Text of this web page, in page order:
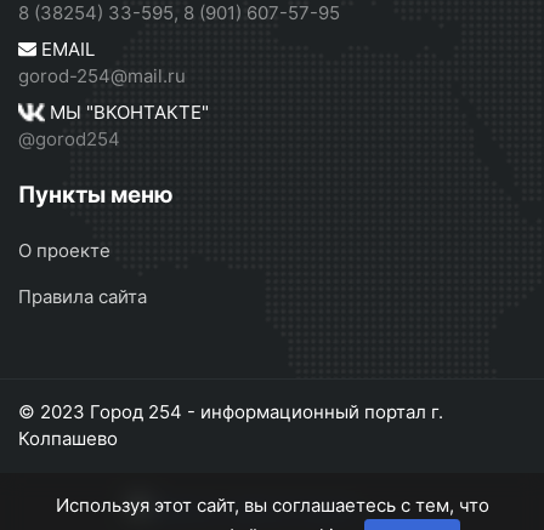
8 (38254) 33-595, 8 (901) 607-57-95
EMAIL
gorod-254@mail.ru
МЫ "ВКОНТАКТЕ"
@gorod254
Пункты меню
О проекте
Правила сайта
© 2023 Город 254 - информационный портал г.
Колпашево
Используя этот сайт, вы соглашаетесь с тем, что